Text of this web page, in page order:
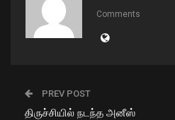
Comments
PREV POST
திருச்சியில் நடந்த அனீஸ்